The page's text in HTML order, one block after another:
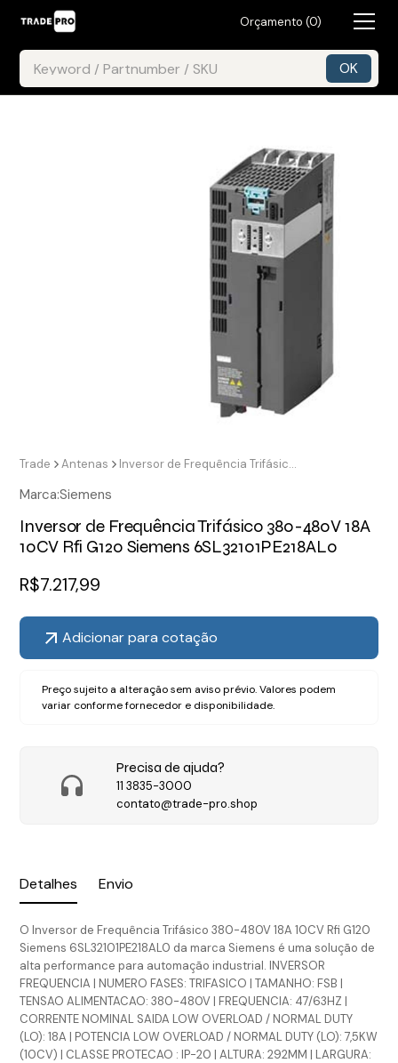
Orçamento (0)
Detalhes Envio
O Inversor de Frequência Trifásico 380-480V 18A 10CV Rfi G120
Siemens 6SL32101PE218AL0 da marca Siemens é uma solução de
alta performance para automação industrial. INVERSOR
FREQUENCIA | NUMERO FASES: TRIFASICO | TAMANHO: FSB |
TENSAO ALIMENTACAO: 380-480V | FREQUENCIA: 47/63HZ |
CORRENTE NOMINAL SAIDA LOW OVERLOAD / NORMAL DUTY
(LO): 18A | POTENCIA LOW OVERLOAD / NORMAL DUTY (LO): 7,5KW
(10CV) | CLASSE PROTECAO : IP-20 | ALTURA: 292MM | LARGURA:
Trade Antenas Inversor de Frequência Trifásico 380-480V 18A 10CV Rfi G120 Siemens 6SL32101PE218AL0
Marca:Siemens
Inversor de Frequência Trifásico 380-480V 18A
10CV Rfi G120 Siemens 6SL32101PE218AL0
R$7.217,99
Adicionar para cotação
Preço sujeito a alteração sem aviso prévio. Valores podem
variar conforme fornecedor e disponibilidade.
Precisa de ajuda?
11 3835-3000
contato@trade-pro.shop